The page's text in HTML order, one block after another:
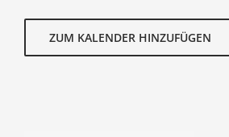
ZUM KALENDER HINZUFÜGEN